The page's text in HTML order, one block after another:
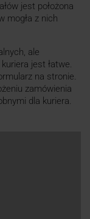
jest położona
mogła z nich
ale
jest łatwe.
na stronie.
zamówienia
dla kuriera.